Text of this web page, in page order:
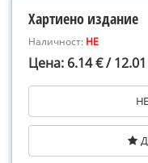
Хартиено издание
Наличност: НЕ
Цена: 6.14 € /